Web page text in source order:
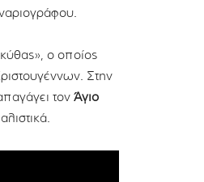
ο οποίος
Στην
τον Άγιο